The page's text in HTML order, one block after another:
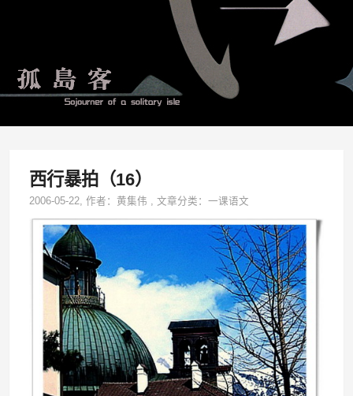
西行暴拍（16）
2006-05-22, 作者：黄集伟 ,文章分类：一课语文